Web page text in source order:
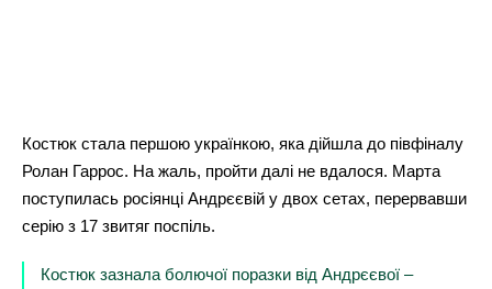
Костюк стала першою українкою, яка дійшла до півфіналу
Ролан Гаррос. На жаль, пройти далі не вдалося. Марта
поступилась росіянці Андрєєвій у двох сетах, перервавши
серію з 17 звитяг поспіль.
Костюк зазнала болючої поразки від Андрєєвої –